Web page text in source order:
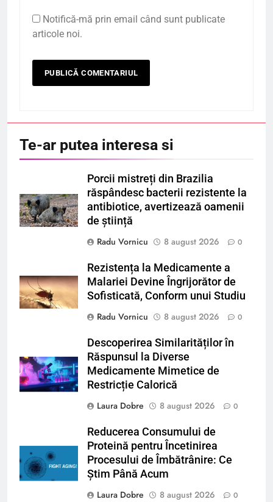
Notifică-mă prin email când sunt publicate
articole noi.
Te-ar putea interesa si
Porcii mistreți din Brazilia
răspândesc bacterii rezistente la
antibiotice, avertizează oamenii
de știință
Radu Vornicu
8 august 2026 0
Rezistența la Medicamente a
Malariei Devine Îngrijorător de
Sofisticată, Conform unui Studiu
Radu Vornicu
8 august 2026 0
Descoperirea Similarităților în
Răspunsul la Diverse
Medicamente Mimetice de
Restricție Calorică
Laura Dobre
8 august 2026 0
Reducerea Consumului de
Proteină pentru Încetinirea
Procesului de Îmbătrânire: Ce
Știm Până Acum
Laura Dobre
8 august 2026 0